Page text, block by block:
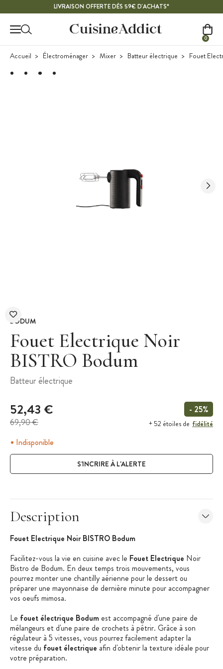
LIVRAISON OFFERTE DÈS 59€ D'ACHATS*
0
Accueil Électroménager Mixer Batteur électrique Fouet
BODUM
Fouet Electrique Noir
BISTRO Bodum
Batteur électrique
52,43 €
69,90 €
- 25%
+ 52 étoiles de fidélité
Indisponible
S'INCRIRE À L'ALERTE
Description
Fouet Electrique Noir BISTRO Bodum
Facilitez-vous la vie en cuisine avec le Fouet Electrique Noir
Bistro de Bodum. En deux temps trois mouvements, vous
pourrez monter une chantilly aérienne pour le dessert ou
préparer une mayonnaise de dernière minute pour accompagner
vos oeufs mimosa.
Le fouet électrique Bodum est accompagné d'une paire de
mélangeurs et d'une paire de crochets à pétrir. Grâce à son
régulateur à 5 vitesses, vous pourrez facilement adapter la
vitesse du fouet électrique afin d'obtenir la texture idéale pour
votre préparation.